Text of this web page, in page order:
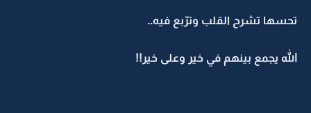
تحسها تشرح القلب وترّبع فيه..
الله يجمع بينهم في خير وعلى خير!!